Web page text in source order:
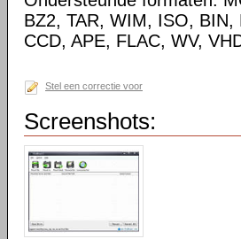
BZ2, TAR, WIM, ISO,
CCD, APE, FLAC, WV,
Stel een correctie voor
Screenshots: